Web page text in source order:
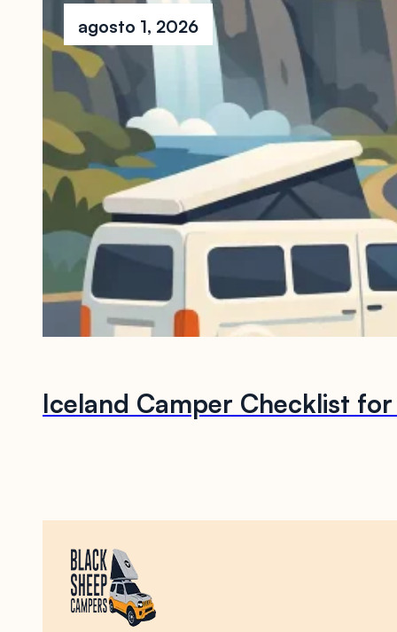
agosto 1, 2026
Iceland Camper Checklist